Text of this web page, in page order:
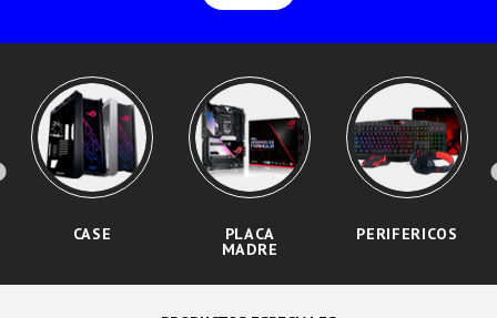
CASE PLACA
MADRE
PERIFERICOS